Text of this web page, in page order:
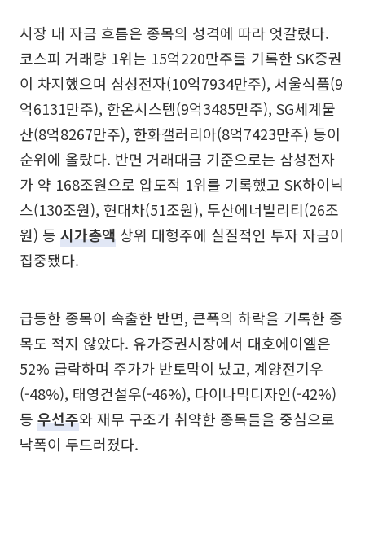
시장 내 자금 흐름은 종목의 성격에 따라 엇갈렸다.
코스피 거래량 1위는 15억220만주를 기록한 SK증권
이 차지했으며 삼성전자(10억7934만주), 서울식품(9
억6131만주), 한온시스템(9억3485만주), SG세계물
산(8억8267만주), 한화갤러리아(8억7423만주) 등이
순위에 올랐다. 반면 거래대금 기준으로는 삼성전자
가 약 168조원으로 압도적 1위를 기록했고 SK하이닉
스(130조원), 현대차(51조원), 두산에너빌리티(26조
원) 등 시가총액 상위 대형주에 실질적인 투자 자금이
집중됐다.
급등한 종목이 속출한 반면, 큰폭의 하락을 기록한 종
목도 적지 않았다. 유가증권시장에서 대호에이엘은
52% 급락하며 주가가 반토막이 났고, 계양전기우
(-48%), 태영건설우(-46%), 다이나믹디자인(-42%)
등 우선주와 재무 구조가 취약한 종목들을 중심으로
낙폭이 두드러졌다.